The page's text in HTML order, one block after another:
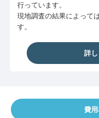
行っています。
現地調査の結果によって
す。
詳
費